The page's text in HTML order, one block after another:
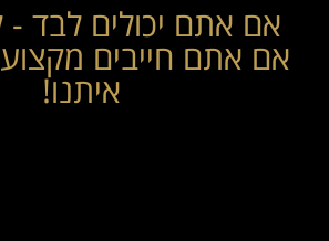
אם אתם יכולים לבד -
אם אתם חייבים
איתנו!